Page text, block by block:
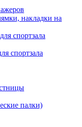
накладки на
спортзала
спортзала
палки)